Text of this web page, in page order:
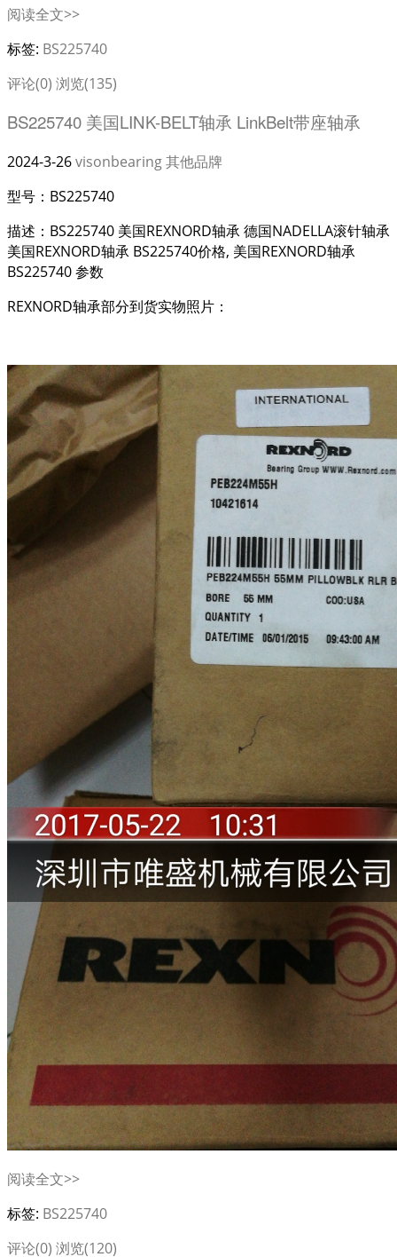
阅读全文>>
标签: BS225740
评论(0) 浏览(135)
BS225740 美国LINK-BELT轴承 LinkBelt带座轴承
2024-3-26visonbearing其他品牌
型号：BS225740
描述：BS225740 美国REXNORD轴承 德国NADELLA滚针轴承
美国REXNORD轴承 BS225740价格, 美国REXNORD轴承
BS225740 参数
REXNORD轴承部分到货实物照片：
阅读全文>>
标签: BS225740
评论(0) 浏览(120)